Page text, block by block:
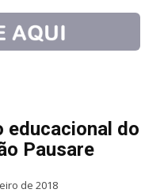
educacional do
Pausare
de 2018